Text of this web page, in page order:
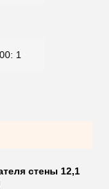
1
стены 12,1